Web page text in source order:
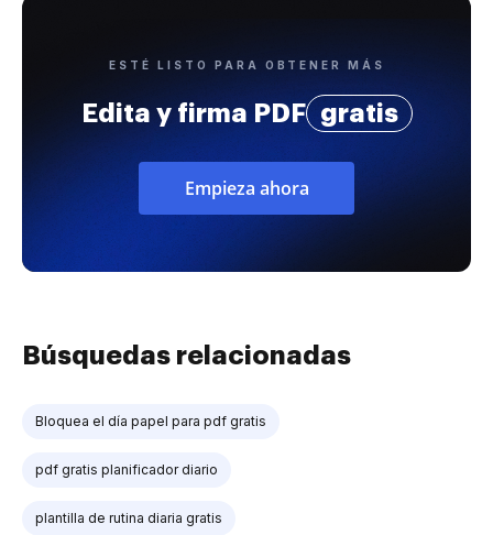
ESTÉ LISTO PARA OBTENER MÁS
Edita y firma PDF gratis
Empieza ahora
Búsquedas relacionadas
Bloquea el día papel para pdf gratis
pdf gratis planificador diario
plantilla de rutina diaria gratis